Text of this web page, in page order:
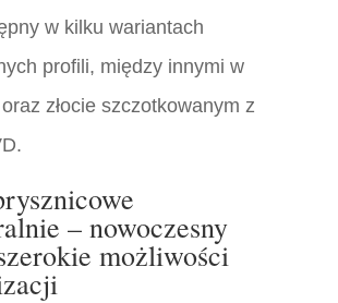
w kilku wariantach
profili, między innymi w
złocie szczotkowanym z
– nowoczesny
możliwości